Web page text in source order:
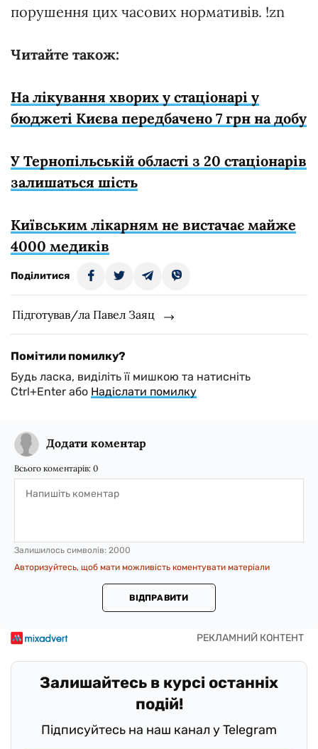
порушення цих часових нормативів. !zn
Читайте також:
На лікування хворих у стаціонарі у
бюджеті Києва передбачено 7 грн на добу
У Тернопільській області з 20 стаціонарів
залишаться шість
Київським лікарням не вистачає майже
4000 медиків
Поділитися
Підготував/ла Павел Заяц
Помітили помилку?
Будь ласка, виділіть її мишкою та натисніть
Ctrl+Enter або Надіслати помилку
Додати коментар
Всього коментарів: 0
Залишилось символів: 2000
Авторизуйтесь, щоб мати можливість коментувати матеріали
ВІДПРАВИТИ
Залишайтесь в курсі останніх
подій!
Підписуйтесь на наш канал у Telegram